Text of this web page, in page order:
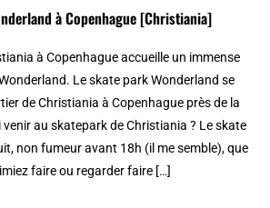
à Copenhague [Christiania]
à Copenhague accueille un immense
Le skate park Wonderland se
de Christiania à Copenhague près de la
au skatepark de Christiania ? Le skate
non fumeur avant 18h (il me semble), que
faire ou regarder faire […]